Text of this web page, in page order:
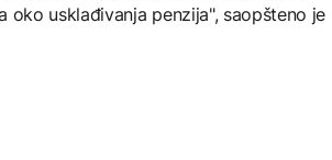
usklađivanja penzija", saopšteno je